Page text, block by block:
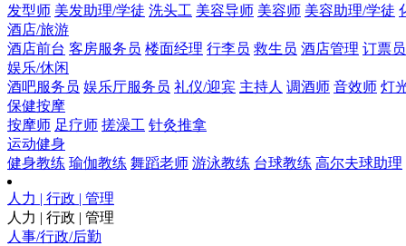
发型师 美发助理/学徒 洗头工 美容导师 美容师 美容助理/学徒
酒店/旅游
酒店前台 客房服务员 楼面经理 行李员 救生员 酒店管理 订票员
娱乐/休闲
酒吧服务员 娱乐厅服务员 礼仪/迎宾 主持人 调酒师 音效师 灯
保健按摩
按摩师 足疗师 搓澡工 针灸推拿
运动健身
健身教练 瑜伽教练 舞蹈老师 游泳教练 台球教练 高尔夫球助理
人力 | 行政 | 管理
人力 | 行政 | 管理
人事/行政/后勤